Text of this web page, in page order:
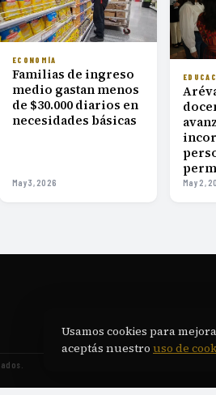
ECONOMÍA
Familias de ingreso
medio gastan menos
de $30.000 diarios en
necesidades básicas
May 3, 2026 May 2,
CONTACTO
Usamos cookies para
aceptás nuestro uso de